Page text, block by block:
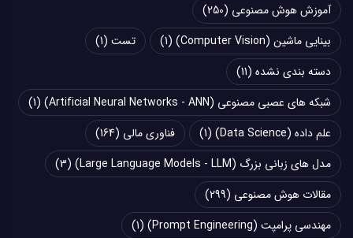
آموزش هوش مصنوعی (250)
بینایی ماشین (Computer Vision)
(1) تست (1)
دسته بندی نشده (11)
شبکه های عصبی مصنوعی (Artificial Neural Networks - ANN)
(1)
علم داده (Data Science)
(1) فناوری مالی (164)
مدل های زبانی بزرگ (Large Language Models - LLM)
(3)
مقالات هوش مصنوعی (299)
مهندسی پرامپت (Prompt Engineering)
(1)